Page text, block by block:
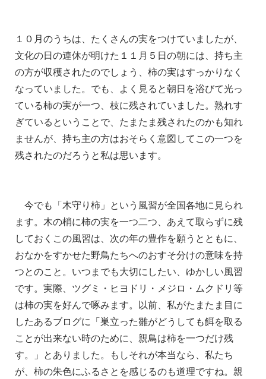
１０月のうちは、たくさんの実をつけていましたが、
文化の日の連休が明けた１１月５日の朝には、持ち主
の方が収穫されたのでしょう、柿の実はすっかりなく
なっていました。でも、よく見ると朝日を浴びて光っ
ている柿の実が一つ、枝に残されていました。熟れす
ぎているということで、たまたま残されたのかも知れ
ませんが、持ち主の方はおそらく意図してこの一つを
残されたのだろうと私は思います。
今でも「木守り柿」という風習が全国各地に見られ
ます。木の梢に柿の実を一つ二つ、あえて取らずに残
しておくこの風習は、次の年の豊作を願うとともに、
おなかをすかせた野鳥たちへのおすそ分けの意味を持
つとのこと。いつまでも大切にしたい、ゆかしい風習
です。実際、ツグミ・ヒヨドリ・メジロ・ムクドリ等
は柿の実を好んで啄みます。以前、私がたまたま目に
したあるブログに「巣立った雛がどうしても餌を取る
ことが出来ない時のために、親鳥は柿を一つだけ残
す。」とありました。もしそれが本当なら、私たち
が、柿の朱色にふるさとを感じるのも道理ですね。親